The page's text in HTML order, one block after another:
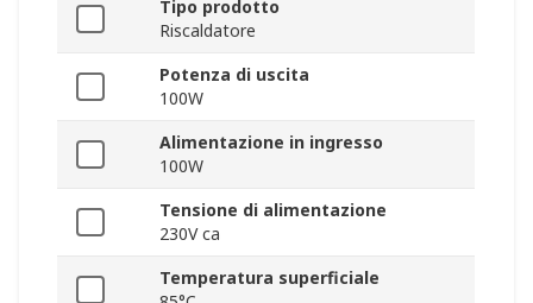
Tipo prodotto
Riscaldatore
Potenza di uscita
100W
Alimentazione in ingresso
100W
Tensione di alimentazione
230V ca
Temperatura superficiale